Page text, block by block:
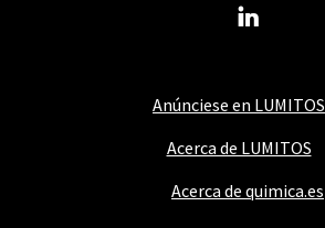
Anúnciese en LUMITOS
Acerca de LUMITOS
Acerca de quimica.es